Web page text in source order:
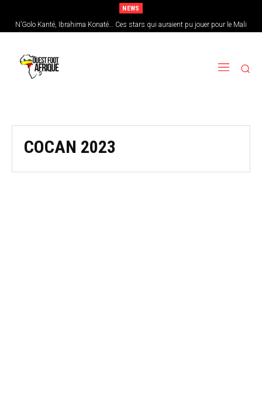
NEWS
N’Golo Kanté, Ibrahima Konaté… Ces stars qui auraient pu jouer pour le Mali
COCAN 2023